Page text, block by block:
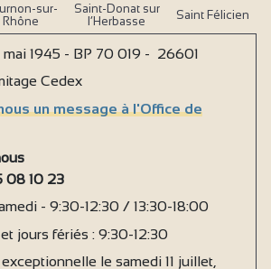
sur-
Rhône
Saint-Donat sur
l’Herbasse
Saint Félicien
mai 1945 - BP 70 019 - 26601
Cedex
un message à l'Office de
08 10 23
- 9:30-12:30 / 13:30-18:00
jours fériés : 9:30-12:30
le samedi 11 juillet,